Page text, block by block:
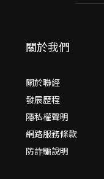
關於我們
關於聯經
發展歷程
隱私權聲明
網路服務條款
防詐騙說明